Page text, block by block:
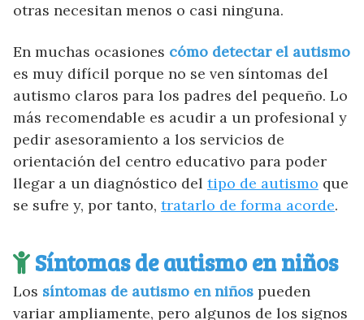
otras necesitan menos o casi ninguna.
En muchas ocasiones cómo detectar el autismo
es muy difícil porque no se ven síntomas del
autismo claros para los padres del pequeño. Lo
más recomendable es acudir a un profesional y
pedir asesoramiento a los servicios de
orientación del centro educativo para poder
llegar a un diagnóstico del tipo de autismo que
se sufre y, por tanto, tratarlo de forma acorde.
Síntomas de autismo en niños
Los síntomas de autismo en niños pueden
variar ampliamente, pero algunos de los signos